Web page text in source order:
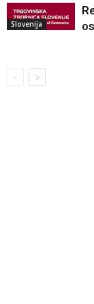
Slovenija